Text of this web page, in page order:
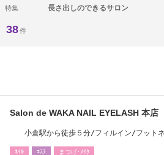
特集 長さ出しのできるサロン
38件
Salon de WAKA NAIL EYELASH 本店
小倉駅から徒歩５分/フィルイン/フット
ﾈｲﾙ ｴｽﾃ まつげ･ﾒｲｸ